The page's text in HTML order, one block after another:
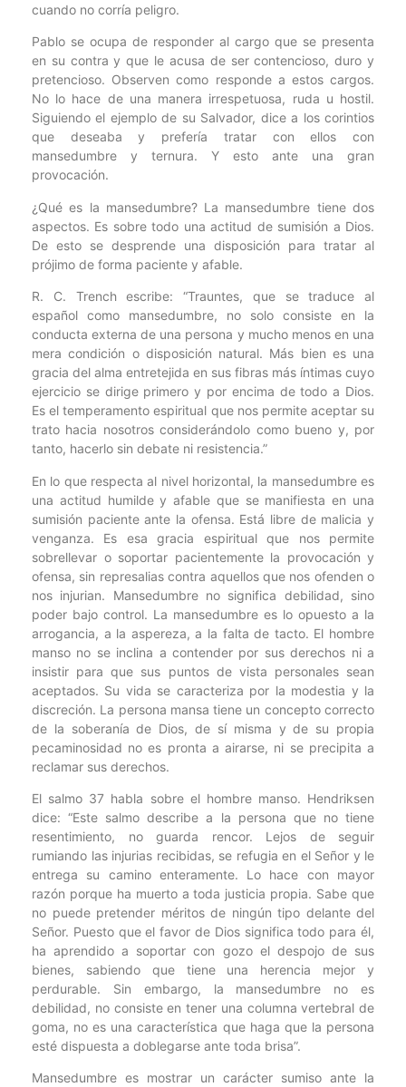
cuando no corría peligro.
Pablo se ocupa de responder al cargo que se presenta
en su contra y que le acusa de ser contencioso, duro y
pretencioso. Observen como responde a estos cargos.
No lo hace de una manera irrespetuosa, ruda u hostil.
Siguiendo el ejemplo de su Salvador, dice a los corintios
que deseaba y prefería tratar con ellos con
mansedumbre y ternura. Y esto ante una gran
provocación.
¿Qué es la mansedumbre? La mansedumbre tiene dos
aspectos. Es sobre todo una actitud de sumisión a Dios.
De esto se desprende una disposición para tratar al
prójimo de forma paciente y afable.
R. C. Trench escribe: “Trauntes, que se traduce al
español como mansedumbre, no solo consiste en la
conducta externa de una persona y mucho menos en una
mera condición o disposición natural. Más bien es una
gracia del alma entretejida en sus fibras más íntimas cuyo
ejercicio se dirige primero y por encima de todo a Dios.
Es el temperamento espiritual que nos permite aceptar su
trato hacia nosotros considerándolo como bueno y, por
tanto, hacerlo sin debate ni resistencia.”
En lo que respecta al nivel horizontal, la mansedumbre es
una actitud humilde y afable que se manifiesta en una
sumisión paciente ante la ofensa. Está libre de malicia y
venganza. Es esa gracia espiritual que nos permite
sobrellevar o soportar pacientemente la provocación y
ofensa, sin represalias contra aquellos que nos ofenden o
nos injurian. Mansedumbre no significa debilidad, sino
poder bajo control. La mansedumbre es lo opuesto a la
arrogancia, a la aspereza, a la falta de tacto. El hombre
manso no se inclina a contender por sus derechos ni a
insistir para que sus puntos de vista personales sean
aceptados. Su vida se caracteriza por la modestia y la
discreción. La persona mansa tiene un concepto correcto
de la soberanía de Dios, de sí misma y de su propia
pecaminosidad no es pronta a airarse, ni se precipita a
reclamar sus derechos.
El salmo 37 habla sobre el hombre manso. Hendriksen
dice: “Este salmo describe a la persona que no tiene
resentimiento, no guarda rencor. Lejos de seguir
rumiando las injurias recibidas, se refugia en el Señor y le
entrega su camino enteramente. Lo hace con mayor
razón porque ha muerto a toda justicia propia. Sabe que
no puede pretender méritos de ningún tipo delante del
Señor. Puesto que el favor de Dios significa todo para él,
ha aprendido a soportar con gozo el despojo de sus
bienes, sabiendo que tiene una herencia mejor y
perdurable. Sin embargo, la mansedumbre no es
debilidad, no consiste en tener una columna vertebral de
goma, no es una característica que haga que la persona
esté dispuesta a doblegarse ante toda brisa”.
Mansedumbre es mostrar un carácter sumiso ante la